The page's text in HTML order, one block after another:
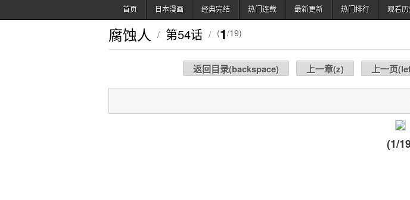
首页 日本漫画 经典完结 热门连载 最新更新 热门排行 观看
腐蚀人 / 第54话 / (1/19)
返回目录(backspace) 上一章(z) 上一页(
(1/